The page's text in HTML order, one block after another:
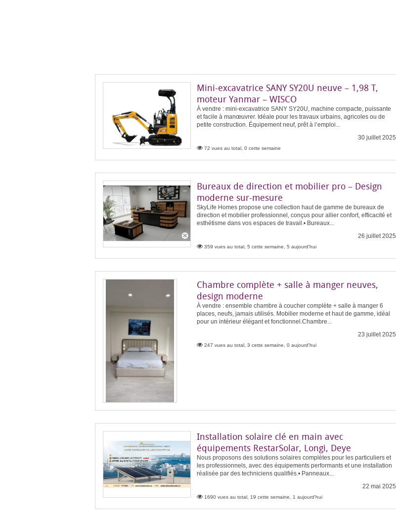
Mini-excavatrice SANY SY20U neuve – 1,98 T,
moteur Yanmar – WISCO
À vendre : mini-excavatrice SANY SY20U, machine compacte, puissante
et facile à manœuvrer. Idéale pour les travaux urbains, agricoles ou de
petite construction. Équipement neuf, prêt à l’emploi...
30 juillet 2025
72 vues au total, 0 cette semaine
Bureaux de direction et mobilier pro – Design
moderne sur-mesure
SkyLife Homes propose une collection haut de gamme de bureaux de
direction et mobilier professionnel, conçus pour allier confort, efficacité et
esthétisme dans vos espaces de travail.• Bureaux...
26 juillet 2025
359 vues au total, 5 cette semaine, 5 aujourd'hui
Chambre complète + salle à manger neuves,
design moderne
À vendre : ensemble chambre à coucher complète + salle à manger 6
places, neufs, jamais utilisés. Mobilier moderne et haut de gamme, idéal
pour un intérieur élégant et fonctionnel.Chambre...
23 juillet 2025
247 vues au total, 3 cette semaine, 0 aujourd'hui
Installation solaire clé en main avec
équipements RestarSolar, Longi, Deye
Nous proposons des solutions solaires complètes pour les particuliers et
les professionnels, avec des équipements performants et une installation
réalisée par des techniciens qualifiés.• Panneaux...
22 mai 2025
1690 vues au total, 19 cette semaine, 1 aujourd'hui